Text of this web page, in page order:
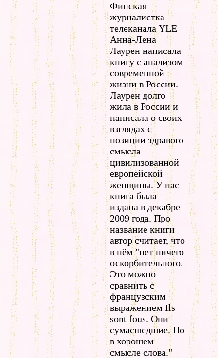
Финская
журналистка
телеканала YLE
Анна-Лена
Лаурен написала
книгу с анализом
современной
жизни в России.
Лаурен долго
жила в России и
написала о своих
взглядах с
позиции здравого
смысла
цивилизованной
европейской
женщины. У нас
книга была
издана в декабре
2009 года. Про
название книги
автор считает, что
в нём "нет ничего
оскорбительного.
Это можно
сравнить с
французским
выражением Ils
sont fous. Они
сумасшедшие. Но
в хорошем
смысле слова."